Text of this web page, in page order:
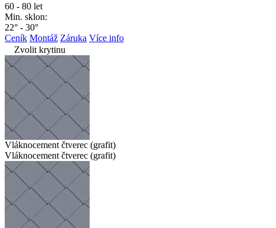
60 - 80 let
Min. sklon:
22° - 30°
Ceník Montáž Záruka Více info
Zvolit krytinu
Vláknocement čtverec (grafit)
Vláknocement čtverec (grafit)